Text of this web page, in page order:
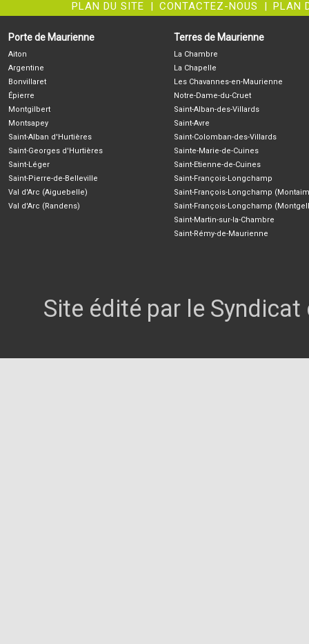
PLAN DU SITE | CONTACTEZ-NOUS | PLAN
Porte de Maurienne
Aiton
Argentine
Bonvillaret
Épierre
Montgilbert
Montsapey
Saint-Alban d'Hurtières
Saint-Georges d'Hurtières
Saint-Léger
Saint-Pierre-de-Belleville
Val d'Arc (Aiguebelle)
Val d'Arc (Randens)
Terres de Maurienne
La Chambre
La Chapelle
Les Chavannes-en-Maurienne
Notre-Dame-du-Cruet
Saint-Alban-des-Villards
Saint-Avre
Saint-Colomban-des-Villards
Sainte-Marie-de-Cuines
Saint-Etienne-de-Cuines
Saint-François-Longchamp
Saint-François-Longchamp
Saint-François-Longchamp
Saint-Martin-sur-la-Chambre
Saint-Rémy-de-Maurienne
Site édité par le